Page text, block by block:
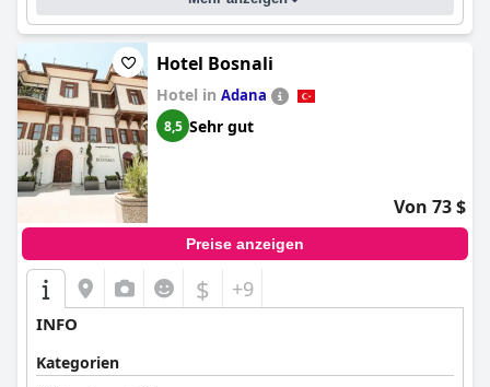
Hotel Bosnali
Hotel in Adana
8,5 Sehr gut
Von 73 $
Preise anzeigen
$ +9
INFO
Kategorien